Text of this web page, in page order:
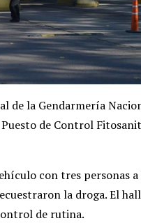
de la Gendarmería
de Control
con tres personas
la droga. El
de rutina.